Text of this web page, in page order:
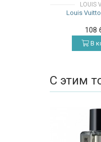
LOUIS
Louis
108
В
С этим